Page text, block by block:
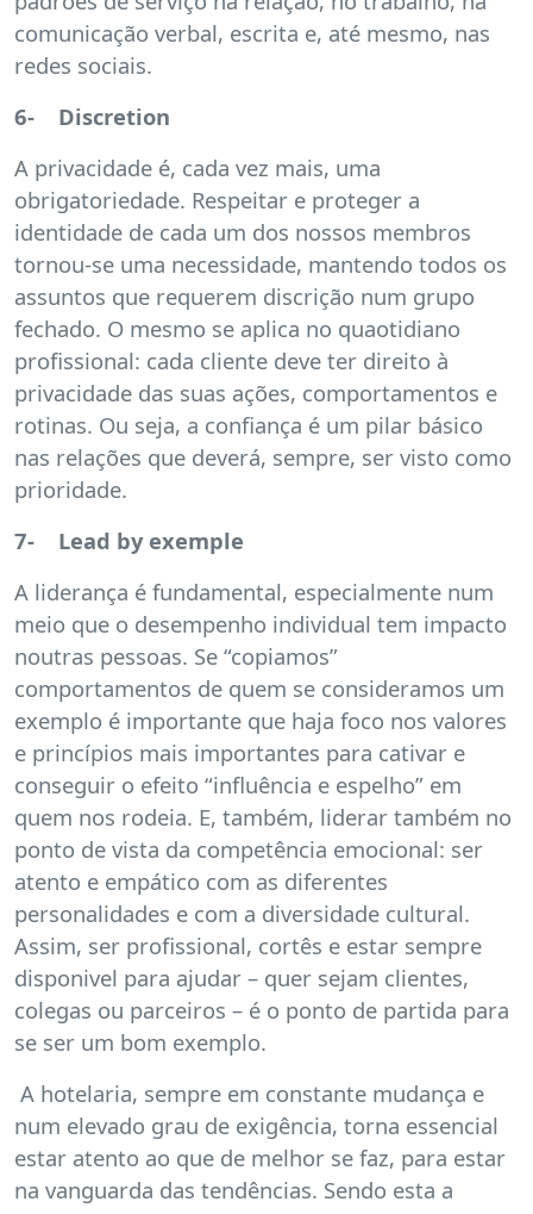
comunicação verbal, escrita e, até mesmo, nas
redes sociais.
6- Discretion
A privacidade é, cada vez mais, uma
obrigatoriedade. Respeitar e proteger a
identidade de cada um dos nossos membros
tornou-se uma necessidade, mantendo todos os
assuntos que requerem discrição num grupo
fechado. O mesmo se aplica no quaotidiano
profissional: cada cliente deve ter direito à
privacidade das suas ações, comportamentos e
rotinas. Ou seja, a confiança é um pilar básico
nas relações que deverá, sempre, ser visto como
prioridade.
7- Lead by exemple
A liderança é fundamental, especialmente num
meio que o desempenho individual tem impacto
noutras pessoas. Se “copiamos”
comportamentos de quem se consideramos um
exemplo é importante que haja foco nos valores
e princípios mais importantes para cativar e
conseguir o efeito “influência e espelho” em
quem nos rodeia. E, também, liderar também no
ponto de vista da competência emocional: ser
atento e empático com as diferentes
personalidades e com a diversidade cultural.
Assim, ser profissional, cortês e estar sempre
disponivel para ajudar – quer sejam clientes,
colegas ou parceiros – é o ponto de partida para
se ser um bom exemplo.
A hotelaria, sempre em constante mudança e
num elevado grau de exigência, torna essencial
estar atento ao que de melhor se faz, para estar
na vanguarda das tendências. Sendo esta a